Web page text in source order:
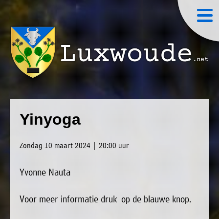
Yinyoga
Zondag 10 maart 2024 | 20:00 uur
Yvonne Nauta
Voor meer informatie druk op de blauwe knop.
»
Nieuws
Agenda
Luxwoude.net
website@luxwoude.net
Plaatselijk
moment
het